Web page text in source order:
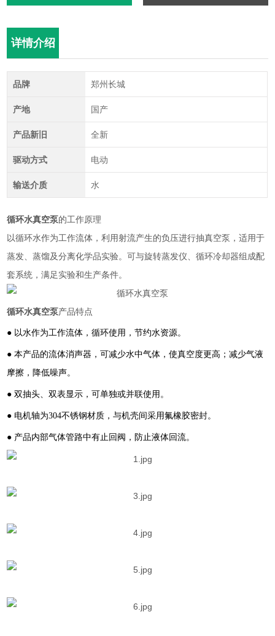
详情介绍
品牌 郑州长城
产地 国产
产品新旧 全新
驱动方式 电动
输送介质 水
循环水真空泵的工作原理
以循环水作为工作流体，利用射流产生的负压进行抽真空泵，适用于
蒸发、蒸馏及分离化学品实验。可与旋转蒸发仪、循环冷却器组成配
套系统，满足实验和生产条件。
循环水真空泵产品特点
● 以水作为工作流体，循环使用，节约水资源。
●本产品的流体消声器，可减少水中气体，使真空度更高；减少气液
摩擦，降低噪声。
●双抽头、双表显示，可单独或并联使用。
● 电机轴为304不锈钢材质，与机壳间采用氟橡胶密封。
● 产品内部气体管路中有止回阀，防止液体回流。